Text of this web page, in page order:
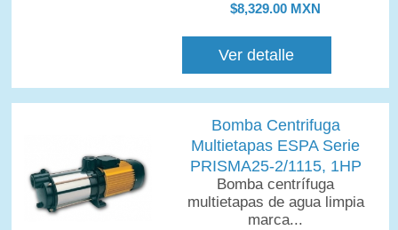
$8,329.00 MXN
Ver detalle
Bomba Centrifuga
Multietapas ESPA Serie
PRISMA25-2/1115, 1HP
Bomba centrífuga
multietapas de agua limpia
marca...